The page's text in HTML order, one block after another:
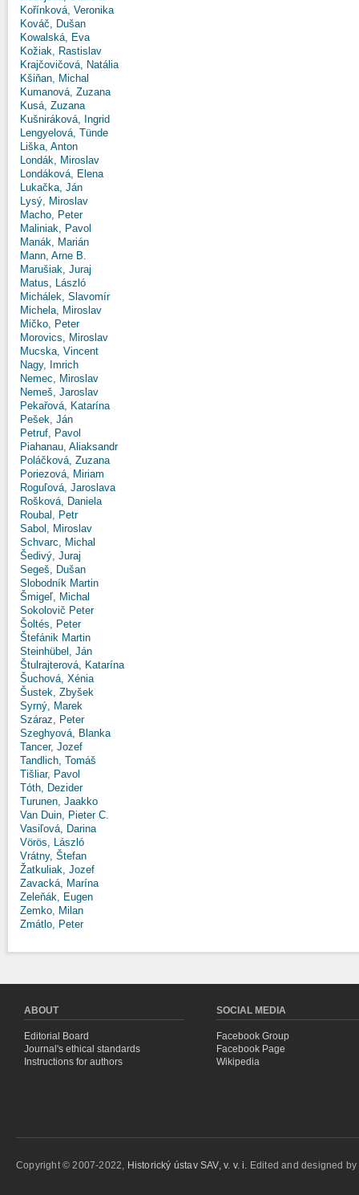
Kořínková, Veronika
Kováč, Dušan
Kowalská, Eva
Kožiak, Rastislav
Krajčovičová, Natália
Kšiňan, Michal
Kumanová, Zuzana
Kusá, Zuzana
Kušniráková, Ingrid
Lengyelová, Tünde
Liška, Anton
Londák, Miroslav
Londáková, Elena
Lukačka, Ján
Lysý, Miroslav
Macho, Peter
Maliniak, Pavol
Manák, Marián
Mann, Arne B.
Marušiak, Juraj
Matus, László
Michálek, Slavomír
Michela, Miroslav
Mičko, Peter
Morovics, Miroslav
Mucska, Vincent
Nagy, Imrich
Nemec, Miroslav
Nemeš, Jaroslav
Pekařová, Katarína
Pešek, Ján
Petruf, Pavol
Piahanau, Aliaksandr
Poláčková, Zuzana
Poriezová, Miriam
Roguľová, Jaroslava
Rošková, Daniela
Roubal, Petr
Sabol, Miroslav
Schvarc, Michal
Šedivý, Juraj
Segeš, Dušan
Slobodník Martin
Šmigeľ, Michal
Sokolovič Peter
Šoltés, Peter
Štefánik Martin
Steinhübel, Ján
Štulrajterová, Katarína
Šuchová, Xénia
Šustek, Zbyšek
Syrný, Marek
Száraz, Peter
Szeghyová, Blanka
Tancer, Jozef
Tandlich, Tomáš
Tišliar, Pavol
Tóth, Dezider
Turunen, Jaakko
Van Duin, Pieter C.
Vasiľová, Darina
Vörös, László
Vrátny, Štefan
Žatkuliak, Jozef
Zavacká, Marína
Zeleňák, Eugen
Zemko, Milan
Zmátlo, Peter
ABOUT
Editorial Board
Journal's ethical standards
Instructions for authors
SOCIAL MEDIA
Facebook Group
Facebook Page
Wikipedia
Copyright © 2007-2022, Historický ústav SAV, v. v. i. Edited and designed by